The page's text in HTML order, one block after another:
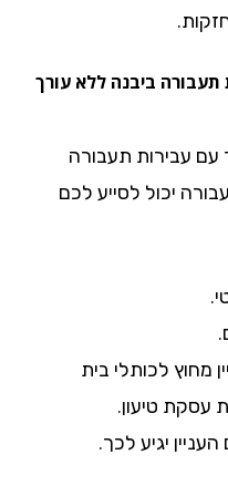
ביבנה ללא עורך
תעבורה
יכול לסייע לכם
לכותלי בית
טיעון.
יגיע לכך.